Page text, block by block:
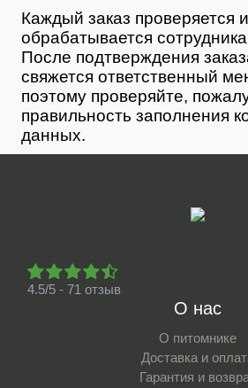
Каждый заказ проверяется и
обрабатывается
После подтверждения
свяжется ответственный
поэтому проверяйте,
правильность заполнения
данных.
4.5/5 - 71 отзыв
О нас
О питомнике
Доставка и
Гарантия и